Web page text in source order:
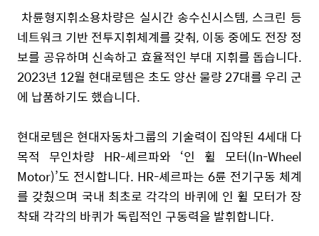
차륜형지휘소용차량은 실시간 송수신시스템, 스크린 등
네트워크 기반 전투지휘체계를 갖춰, 이동 중에도 전장 정
보를 공유하며 신속하고 효율적인 부대 지휘를 돕습니다.
2023년 12월 현대로템은 초도 양산 물량27대를 우리 군
에 납품하기도 했습니다.
현대로템은 현대자동차그룹의 기술력이 집약된 4세대 다
목적 무인차량 HR-셰르파와 ‘인 휠 모터(In-Wheel
Motor)’도 전시합니다. HR-셰르파는 6륜 전기구동 체계
를 갖췄으며 국내 최초로 각각의 바퀴에 인 휠 모터가 장
착돼 각각의 바퀴가 독립적인 구동력을 발휘합니다.